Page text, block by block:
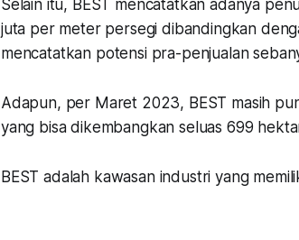
Selain itu, BEST mencatatkan adanya
juta per meter persegi dibandingkan
mencatatkan potensi pra-penjualan
Adapun, per Maret 2023, BEST masih
yang bisa dikembangkan seluas 699
BEST adalah kawasan industri yang